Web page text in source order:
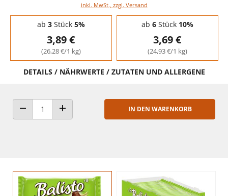
inkl. MwSt., zzgl. Versand
Staffelpreise - Mengenrabatt
ab 3Stück 5%
3,89 €
(26,28 €/1 kg)
ab 6Stück 10%
3,69 €
(24,93 €/1 kg)
DETAILS / NÄHRWERTE / ZUTATEN UND ALLERGENE
ANZAHL VERRINGERNANZAHL ERHÖHEN
IN DEN WARENKORB